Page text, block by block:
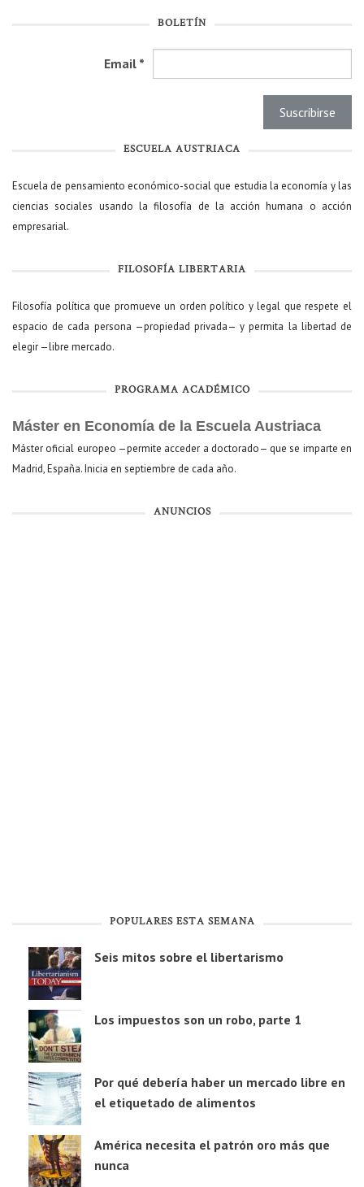
BOLETÍN
Email *
ESCUELA AUSTRIACA
Escuela de pensamiento económico-social que estudia la economía y las
ciencias sociales usando la filosofía de la acción humana o acción
empresarial.
FILOSOFÍA LIBERTARIA
Filosofía política que promueve un orden político y legal que respete el
espacio de cada persona —propiedad privada— y permita la libertad de
elegir —libre mercado.
PROGRAMA ACADÉMICO
Máster en Economía de la Escuela Austriaca
Máster oficial europeo —permite acceder a doctorado— que se imparte en
Madrid, España. Inicia en septiembre de cada año.
ANUNCIOS
POPULARES ESTA SEMANA
Seis mitos sobre el libertarismo
Los impuestos son un robo, parte 1
Por qué debería haber un mercado libre en
el etiquetado de alimentos
América necesita el patrón oro más que
nunca